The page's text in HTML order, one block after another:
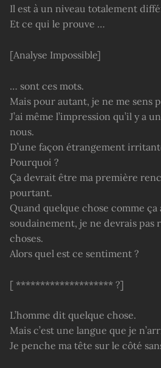
Il est à un niveau totalement
Et ce qui le prouve …
[Analyse Impossible]
… sont ces mots.
Mais pour autant, je ne me sens
J’ai même l’impression qu’il y a
nous.
D’une façon étrangement
Pourquoi ?
Ça devrait être ma première
pourtant.
Quand quelque chose comme ça
soudainement, je ne devrais pas
choses.
Alors quel est ce sentiment ?
[ ******************** ?]
L’homme dit quelque chose.
Mais c’est une langue que je
Je penche ma tête sur le côté